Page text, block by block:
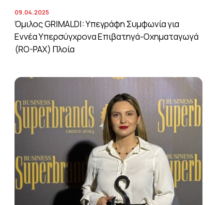
09.04.2025
Όμιλος GRIMALDI: Υπεγράφη Συμφωνία για
Εννέα Υπερσύγχρονα Επιβατηγά-Οχηματαγωγά
(RO-PAX) Πλοία